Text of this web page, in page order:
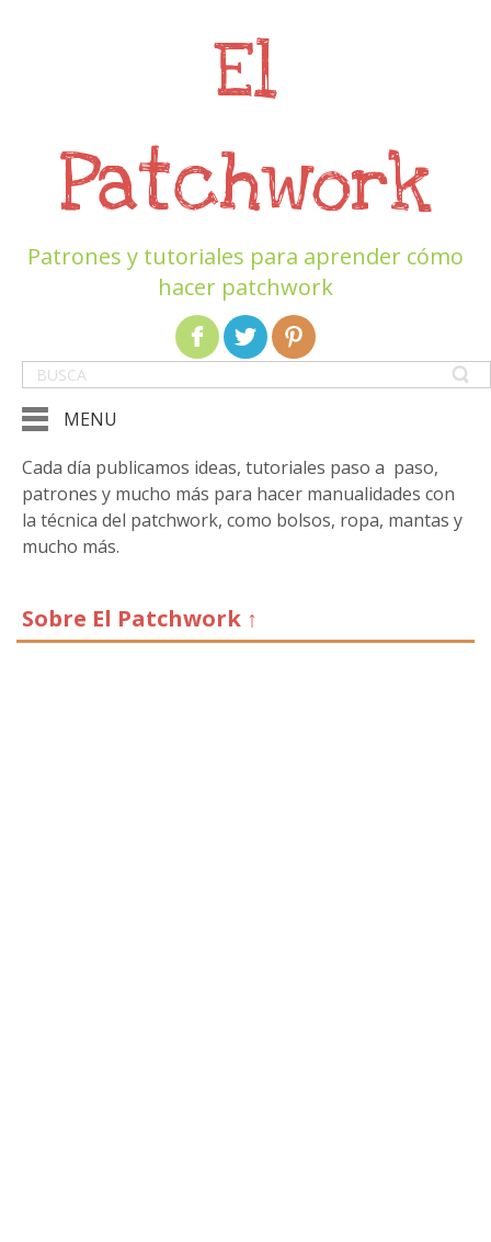
El
Patchwork
Patrones y tutoriales para aprender cómo
hacer patchwork
MENU
Cada día publicamos ideas, tutoriales paso a paso,
patrones y mucho más para hacer manualidades con
la técnica del patchwork, como bolsos, ropa, mantas y
mucho más.
Sobre El Patchwork ↑